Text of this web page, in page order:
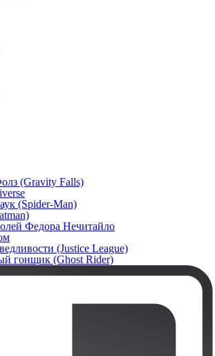
(Gravity Falls)
(Spider-Man)
Федора Нечитайло
(Justice League)
гонщик (Ghost Rider)